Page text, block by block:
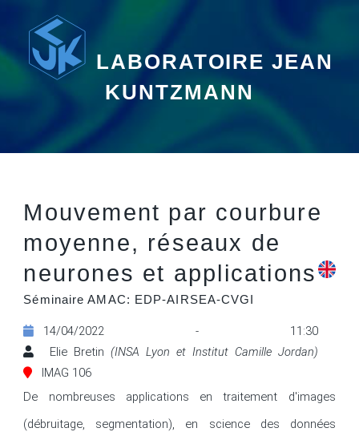
LABORATOIRE JEAN
KUNTZMANN
Mouvement par courbure
moyenne, réseaux de
neurones et applications
Séminaire AMAC: EDP-AIRSEA-CVGI
14/04/2022 - 11:30
Elie Bretin (INSA Lyon et Institut Camille Jordan)
IMAG 106
De nombreuses applications en traitement d'images
(débruitage, segmentation), en science des données